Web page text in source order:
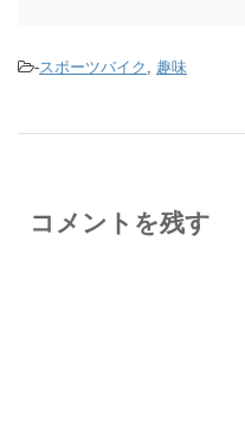
-スポーツバイク 趣味
コメントを残す